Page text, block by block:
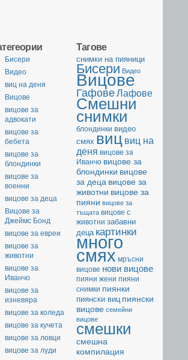
Тагове
cнимки на пияници
Бисери Видео
Вицове
ГафовеЛафове
Смешни
снимки
блондинки видео
смях виц виц на
деня вицове за
Иванчо вицове за
блондинки вицове
за деца вицове за
животни вицове за
пияни вицове за
тъщата вицове с
животни забавни
деца картинки
много
смях мръсни
вицове нови вицове
пияни жени пияни
снимки пиянки
пиянски виц пиянски
вицове семейни
вицове
смешки
смешна
компилация
Бисери
Видео
виц на деня
Вицове
вицове за
адвокати
вицове за
бебета
вицове за
блондинки
вицове за
военни
вицове за деца
Вицове за
Джеймс Бонд
вицове за евреи
вицове за
животни
вицове за
Иванчо
вицове за
изневяра
вицове за коледа
вицове за кучета
вицове за ловци
вицове за луди